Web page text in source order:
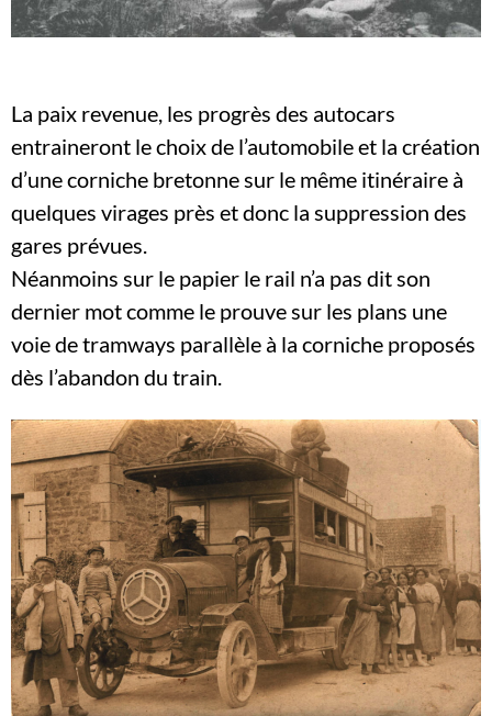
La paix revenue, les progrès des autocars
entraineront le choix de l’automobile et la création
d’une corniche bretonne sur le même itinéraire à
quelques virages près et donc la suppression des
gares prévues.
Néanmoins sur le papier le rail n’a pas dit son
dernier mot comme le prouve sur les plans une
voie de tramways parallèle à la corniche proposés
dès l’abandon du train.